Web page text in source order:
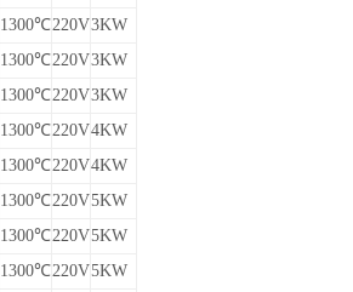
1300℃220V3KW
1300℃220V3KW
1300℃220V3KW
1300℃220V4KW
1300℃220V4KW
1300℃220V5KW
1300℃220V5KW
1300℃220V5KW